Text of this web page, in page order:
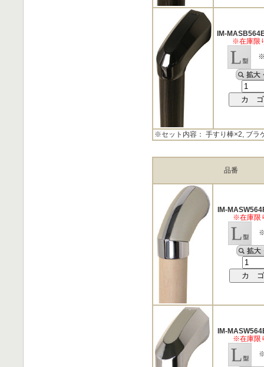
IM-
※在庫限
※
※セット内容： 手すり棒×2, ブラ
品番
IM-
※在庫限
※
IM-
※在庫限
※